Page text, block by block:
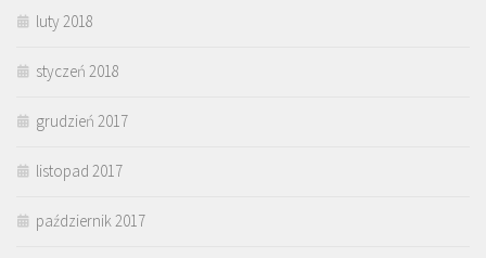
luty 2018
styczeń 2018
grudzień 2017
listopad 2017
październik 2017